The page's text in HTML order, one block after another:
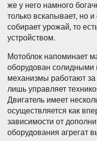
же у него намного
только вскапывает, но и
собирает урожай, то
устройством.
Мотоблок напоминает
оборудован солидными
механизмы работают за
лишь управляет
Двигатель имеет
осуществляется как
зависимости от
оборудования агрегат